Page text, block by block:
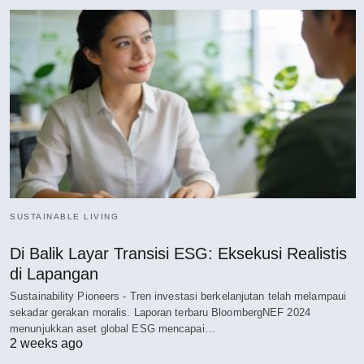
SUSTAINABLE LIVING
Di Balik Layar Transisi ESG: Eksekusi Realistis
di Lapangan
Sustainability Pioneers - Tren investasi berkelanjutan telah melampaui
sekadar gerakan moralis. Laporan terbaru BloombergNEF 2024
menunjukkan aset global ESG mencapai…
2 weeks ago